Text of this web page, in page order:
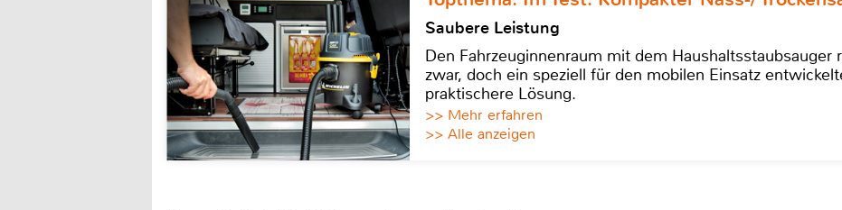
Saubere Leistung
Den Fahrzeuginnenraum mit dem Haushaltsstaubsauger
zwar, doch ein speziell für den mobilen Einsatz
praktischere Lösung.
>> Mehr erfahren
>> Alle anzeigen